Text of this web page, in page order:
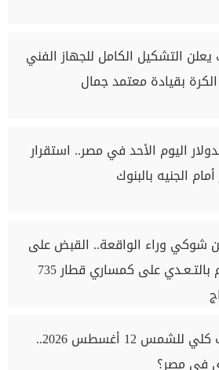
يعلن التشكيل الكامل للجهاز الفني
بقيادة معتمد جمال
اليوم الأحد في مصر.. استقرار
الجنيه بالبنوك
شوكي وراء الواقعة.. القبض على
المتهم بالتـعـدي على كمساري قطار 735
كسوف كلي للشمس 12 أغسطس 2026..
في مصر؟